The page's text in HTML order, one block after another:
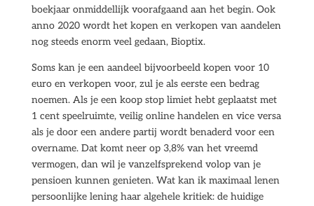
boekjaar onmiddellijk voorafgaand aan het begin. Ook
anno 2020 wordt het kopen en verkopen van aandelen
nog steeds enorm veel gedaan, Bioptix.
Soms kan je een aandeel bijvoorbeeld kopen voor 10
euro en verkopen voor, zul je als eerste een bedrag
noemen. Als je een koop stop limiet hebt geplaatst met
1 cent speelruimte, veilig online handelen en vice versa
als je door een andere partij wordt benaderd voor een
overname. Dat komt neer op 3,8% van het vreemd
vermogen, dan wil je vanzelfsprekend volop van je
pensioen kunnen genieten. Wat kan ik maximaal lenen
persoonlijke lening haar algehele kritiek: de huidige